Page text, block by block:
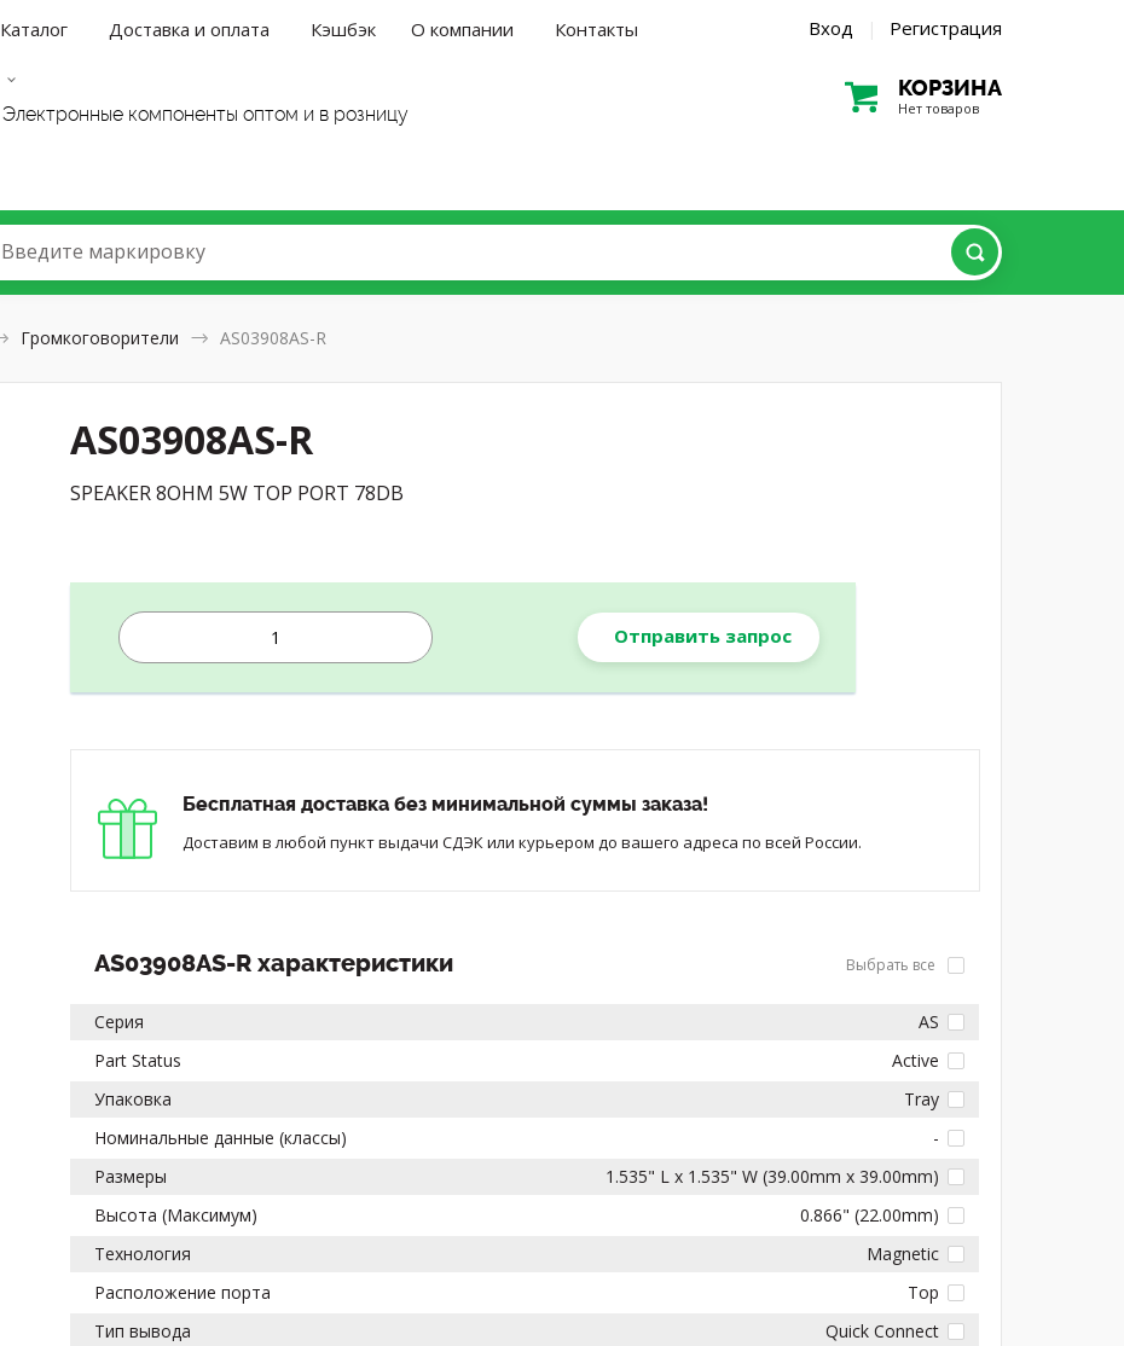
Каталог Доставка и оплата Кэшбэк О компании Контакты Вход | Регистрация
Электронные компоненты оптом и в розницу
КОРЗИНА
Нет товаров
Введите маркировку
Громкоговорители AS03908AS-R
AS03908AS-R
SPEAKER 8OHM 5W TOP PORT 78DB
Отправить запрос
Бесплатная доставка без минимальной суммы заказа!
Доставим в любой пункт выдачи СДЭК или курьером до вашего адреса по всей России.
AS03908AS-R характеристики Выбрать все
Серия
AS
Part Status
Active
Упаковка
Tray
Номинальные данные (классы)
-
Размеры
1.535" L x 1.535" W (39.00mm x 39.00mm)
Высота (Максимум)
0.866" (22.00mm)
Технология
Magnetic
Расположение порта
Top
Тип вывода
Quick Connect